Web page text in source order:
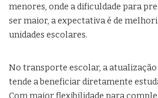
menores, onde a dificuldade para
ser maior, a expectativa é de
unidades escolares.
No transporte escolar, a
tende a beneficiar diretamente
Com maior flexibilidade para